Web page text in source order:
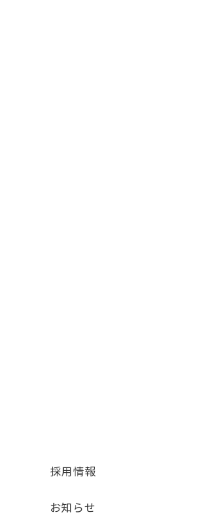
採用情報
お知らせ